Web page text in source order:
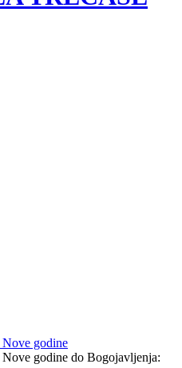
Nove godine
godine do Bogojavljenja: